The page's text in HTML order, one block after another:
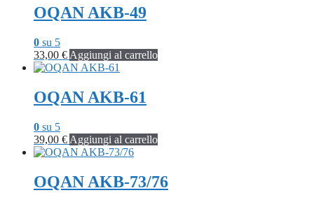
OQAN AKB-49
0 su 5
33,00 € Aggiungi al carrello
OQAN AKB-61
0 su 5
39,00 € Aggiungi al carrello
OQAN AKB-73/76